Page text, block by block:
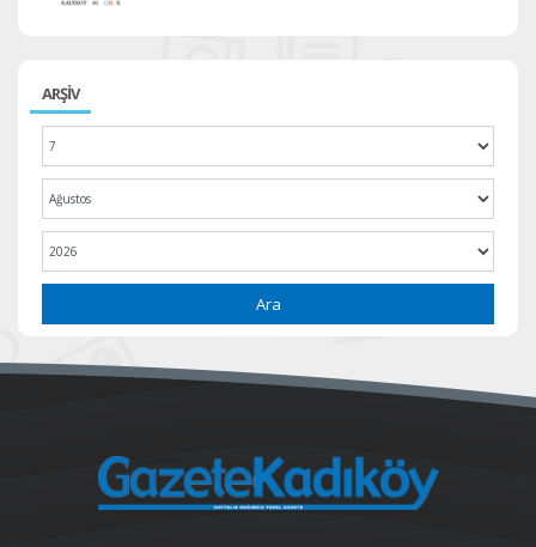
ARŞİV
Ara